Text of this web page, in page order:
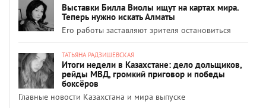
Выставки Билла Виолы ищут на картах мира.
Теперь нужно искать Алматы
Его работы заставляют зрителя остановиться
ТАТЬЯНА РАДЗИШЕВСКАЯ
Итоги недели в Казахстане: дело дольщиков,
рейды МВД, громкий приговор и победы
боксёров
Главные новости Казахстана и мира выпуске